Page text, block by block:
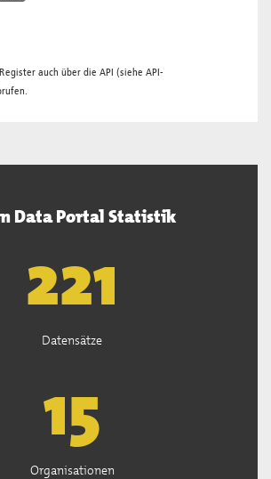
auch über die API (siehe API-
Data Portal Statistik
222
Datensätze
15
Organisationen